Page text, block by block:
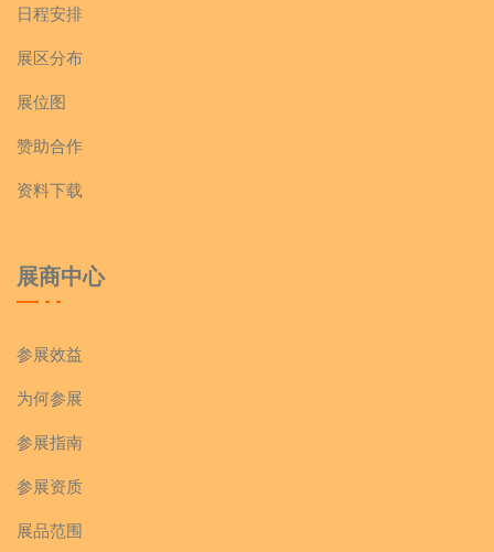
日程安排
展区分布
展位图
赞助合作
资料下载
展商中心
参展效益
为何参展
参展指南
参展资质
展品范围